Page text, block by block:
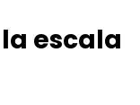
escala